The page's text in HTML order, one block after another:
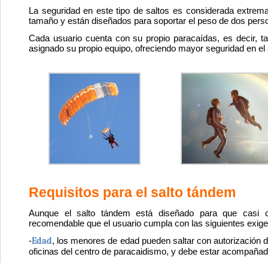
La seguridad en este tipo de saltos es considerada
tamaño y están diseñados para soportar el peso de dos
Cada usuario cuenta con su propio paracaídas, es decir,
asignado su propio equipo, ofreciendo mayor seguridad en el
Requisitos para el salto tándem
Aunque el salto tándem está diseñado para que casi
recomendable que el usuario cumpla con las siguientes
-Edad, los menores de edad pueden saltar con autorización
oficinas del centro de paracaidismo, y debe estar